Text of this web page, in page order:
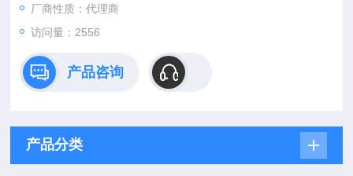
◆ LCD可显示至全扣重（重量栏-6位、单重栏-6位、数量栏-6
位）
厂商性质：代理商
访问量：2556
产品咨询
产品分类